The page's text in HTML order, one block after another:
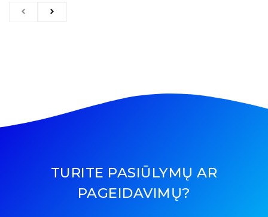
TURITE PASIŪLYMŲ AR
PAGEIDAVIMŲ?